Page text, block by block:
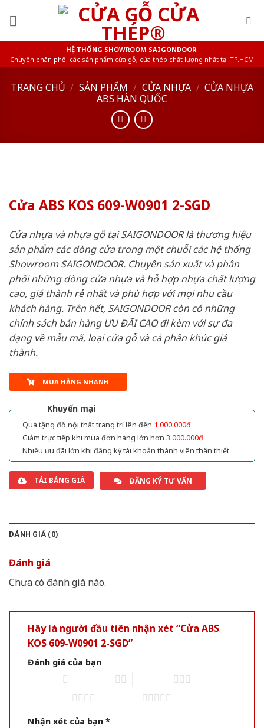
HỆ THỐNG SHOWROOM SAIGONDOOR
Chuyên phân phối các sản phẩm cửa gỗ, cửa thép chất lượng nhất tại TP.HCM
TRANG CHỦ / SẢN PHẨM / CỬA NHỰA / CỬA NHỰA
ABS HÀN QUỐC
Cửa ABS KOS 609-W0901 2-SGD
Cửa nhựa và nhựa gỗ tại SAIGONDOOR là thương hiệu
sản phẩm các dòng cửa trong một chuỗi các hệ thống
Showroom SAIGONDOOR. Chuyên sản xuất và phân
phối những dòng cửa nhựa và hỗ hợp nhựa chất lượng
cao, giá thành rẻ nhất và phù hợp với mọi nhu cầu
khách hàng. Trên hết, SAIGONDOOR còn có những
chính sách bán hàng ƯU ĐÃI CAO đi kèm với sự đa
dạng về mẫu mã, loại cửa gỗ và cả phân khúc giá
thành.
MUA HÀNG NHANH
Khuyến mại
Quà tặng đồ nội thất trang trí lên đến 1.000.000đ
Giảm trực tiếp khi mua đơn hàng lớn hơn 3.000.000đ
Nhiều ưu đãi lớn khi đăng ký tài khoản thành viên thân thiết
TẢI BẢNG GIÁ ĐĂNG KÝ TƯ VẤN
ĐÁNH GIÁ (0)
Đánh giá
Chưa có đánh giá nào.
Hãy là người đầu tiên nhận xét “Cửa ABS
KOS 609-W0901 2-SGD”
Đánh giá của bạn
Nhận xét của bạn *